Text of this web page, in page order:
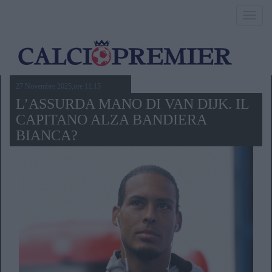
27 Novembre 2025,ore 11.15
L’ASSURDA MANO DI VAN DIJK. IL
CAPITANO ALZA BANDIERA
BIANCA?